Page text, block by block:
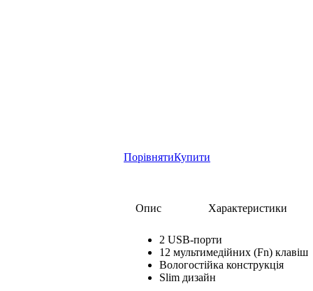
ПорівнятиКупити
Опис Характеристики
2 USB-порти
12 мультимедійних (Fn) клавіш
Вологостійка конструкція
Slim дизайн